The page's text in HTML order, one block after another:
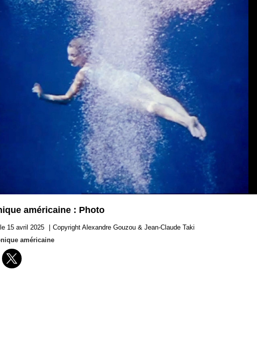
américaine : Photo
15 avril 2025
Copyright Alexandre Gouzou & Jean-Claude Taki
américaine